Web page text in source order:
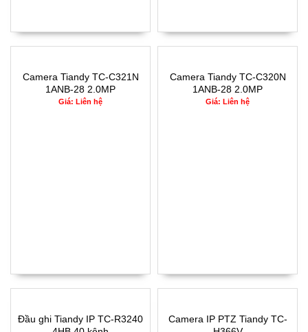
Camera Tiandy TC-C321N
1ANB-28 2.0MP
Giá: Liên hệ
Camera Tiandy TC-C320N
1ANB-28 2.0MP
Giá: Liên hệ
Đầu ghi Tiandy IP TC-R3240
Camera IP PTZ Tiandy TC-